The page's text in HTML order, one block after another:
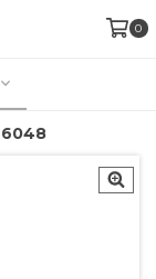
0
6048